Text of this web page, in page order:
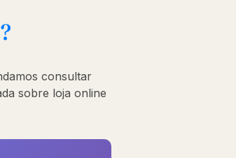
consultar
sobre loja online